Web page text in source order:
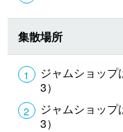
集散場所
ジャムショッ
3）
ジャムショッ
3）